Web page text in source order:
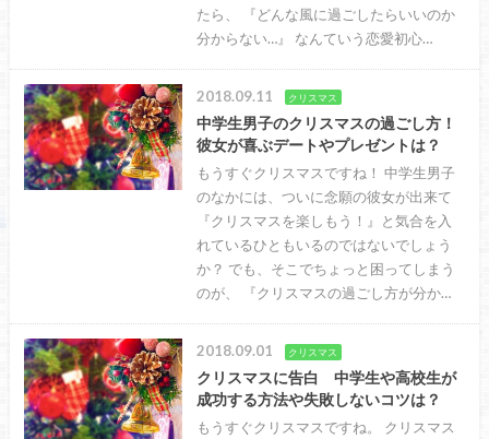
たら、 『どんな風に過ごしたらいいのか
分からない…』 なんていう恋愛初心…
2018.09.11 クリスマス
中学生男子のクリスマスの過ごし方！
彼女が喜ぶデートやプレゼントは？
もうすぐクリスマスですね！ 中学生男子
のなかには、ついに念願の彼女が出来て
『クリスマスを楽しもう！』と気合を入
れているひともいるのではないでしょう
か？ でも、そこでちょっと困ってしまう
のが、 『クリスマスの過ごし方が分か…
2018.09.01 クリスマス
クリスマスに告白 中学生や高校生が
成功する方法や失敗しないコツは？
もうすぐクリスマスですね。 クリスマス